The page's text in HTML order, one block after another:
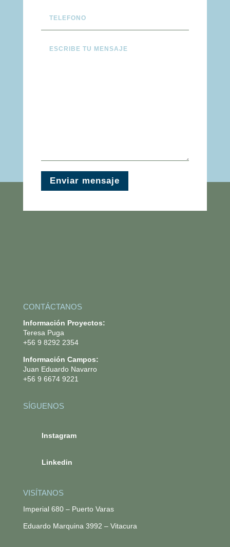
Enviar mensaje
CONTÁCTANOS
Información Proyectos:
Teresa Puga
+56 9 8292 2354
Información Campos:
Juan Eduardo Navarro
+56 9 6674 9221
SÍGUENOS
Instagram
Linkedin
VISÍTANOS
Imperial 680 – Puerto Varas
Eduardo Marquina 3992 – Vitacura